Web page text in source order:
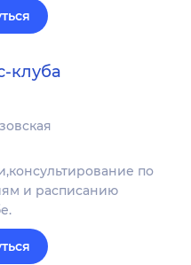
клуба
по
и расписанию